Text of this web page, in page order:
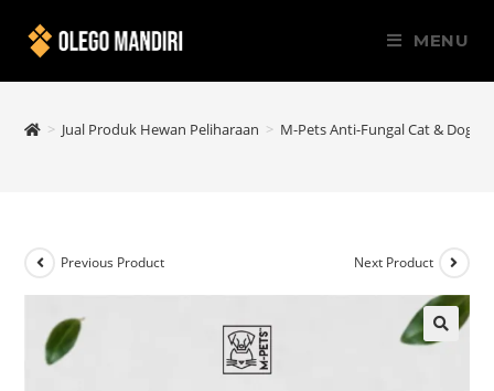
MENU
> Jual Produk Hewan Peliharaan > M-Pets Anti-Fungal Cat & Dog
Previous Product Next Product